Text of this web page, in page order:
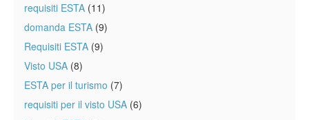
requisiti ESTA (11)
domanda ESTA (9)
Requisiti ESTA (9)
Visto USA (8)
ESTA per il turismo (7)
requisiti per il visto USA (6)